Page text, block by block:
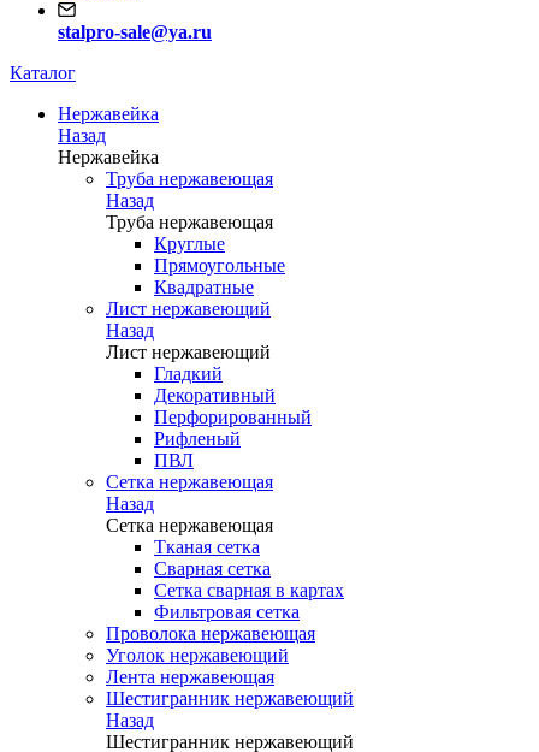
stalpro-sale@ya.ru
Каталог
Нержавейка
Назад
Нержавейка
Труба нержавеющая
Назад
Труба нержавеющая
Круглые
Прямоугольные
Квадратные
Лист нержавеющий
Назад
Лист нержавеющий
Гладкий
Декоративный
Перфорированный
Рифленый
ПВЛ
Сетка нержавеющая
Назад
Сетка нержавеющая
Тканая сетка
Сварная сетка
Сетка сварная в картах
Фильтровая сетка
Проволока нержавеющая
Уголок нержавеющий
Лента нержавеющая
Шестигранник нержавеющий
Назад
Шестигранник нержавеющий